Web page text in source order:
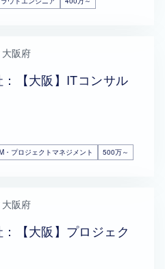
大阪府
【大阪】ITコンサル
・プロジェクトマネジメント 500万～
大阪府
【大阪】プロジェク